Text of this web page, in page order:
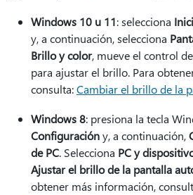
Windows 10 u 11: selecciona
y, a continuación, selecciona
Brillo y color, mueve el control
para ajustar el brillo. Para
consulta:Cambiar el brillo de la
Windows 8: presiona la tecla
Configuracióny, a continuación,
de PC. Selecciona PC y
Ajustar el brillo de la pantalla
obtener más información,